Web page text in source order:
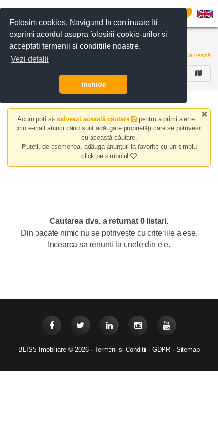
Folosim cookies. Navigand In continuare Iti
exprimi acordul asupra folosirii cookie-urilor si
acceptati termenii si conditiile noastre.
Vezi detalii
Inchide
0
Case/vile de vanzare zona Buftea
0 anunturi Salvează
FILTREAZA
Acum poți să salveazi această căutare
pentru a primi alerte
prin e-mail atunci când sunt adăugate proprietăţi care se potrivesc
cu această căutare.
Puteți, de asemenea, adăuga anunțuri la favorite cu un simplu
click pe simbolul
Cautarea dvs. a returnat 0 listari.
Din pacate nimic nu se potriveşte cu criteriile alese.
Incearca sa renunti la unele din ele.
BLISS Imobiliare © 2026 · Termeni si Conditii · GDPR · Sitemap